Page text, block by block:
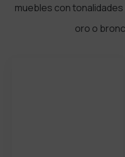
muebles con
oro o